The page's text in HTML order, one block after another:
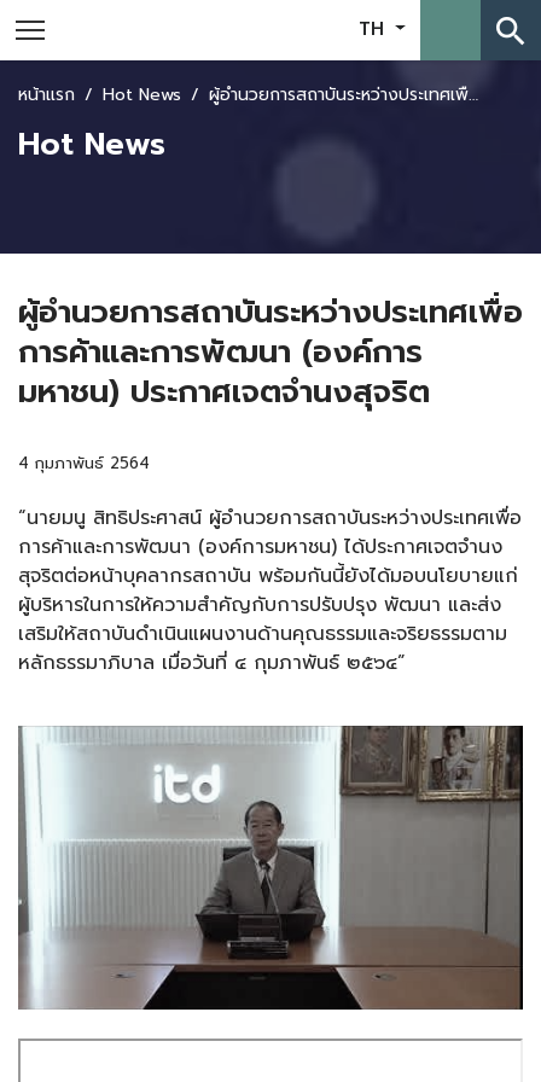
TH search
หน้าแรก Hot News ผู้อำนวยการสถาบันระหว่างประเทศเพื่อการค้าและการพัฒนา (องค์การมหาชน) ประกาศเจตจำนงสุจริต
Hot News
ผู้อำนวยการสถาบันระหว่างประเทศเพื่อ
การค้าและการพัฒนา (องค์การ
มหาชน) ประกาศเจตจำนงสุจริต
4 กุมภาพันธ์ 2564
“นายมนู สิทธิประศาสน์ ผู้อำนวยการสถาบันระหว่างประเทศเพื่อ
การค้าและการพัฒนา (องค์การมหาชน) ได้ประกาศเจตจำนง
สุจริตต่อหน้าบุคลากรสถาบัน พร้อมกันนี้ยังได้มอบนโยบายแก่
ผู้บริหารในการให้ความสำคัญกับการปรับปรุง พัฒนา และส่ง
เสริมให้สถาบันดำเนินแผนงานด้านคุณธรรมและจริยธรรมตาม
หลักธรรมาภิบาล เมื่อวันที่ ๔ กุมภาพันธ์ ๒๕๖๔”